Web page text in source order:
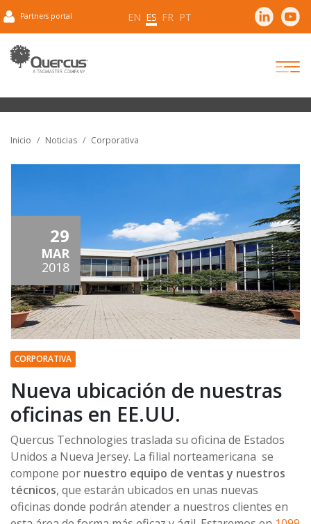
Partners portal EN ES FR PT
Inicio Noticias Corporativa
29
MAR
2018
CORPORATIVA
Nueva ubicación de nuestras
oficinas en EE.UU.
Quercus Technologies traslada su oficina de Estados
Unidos a Nueva Jersey. La filial norteamericana se
compone por nuestro equipo de ventas y nuestros
técnicos, que estarán ubicados en unas nuevas
oficinas donde podrán atender a nuestros clientes en